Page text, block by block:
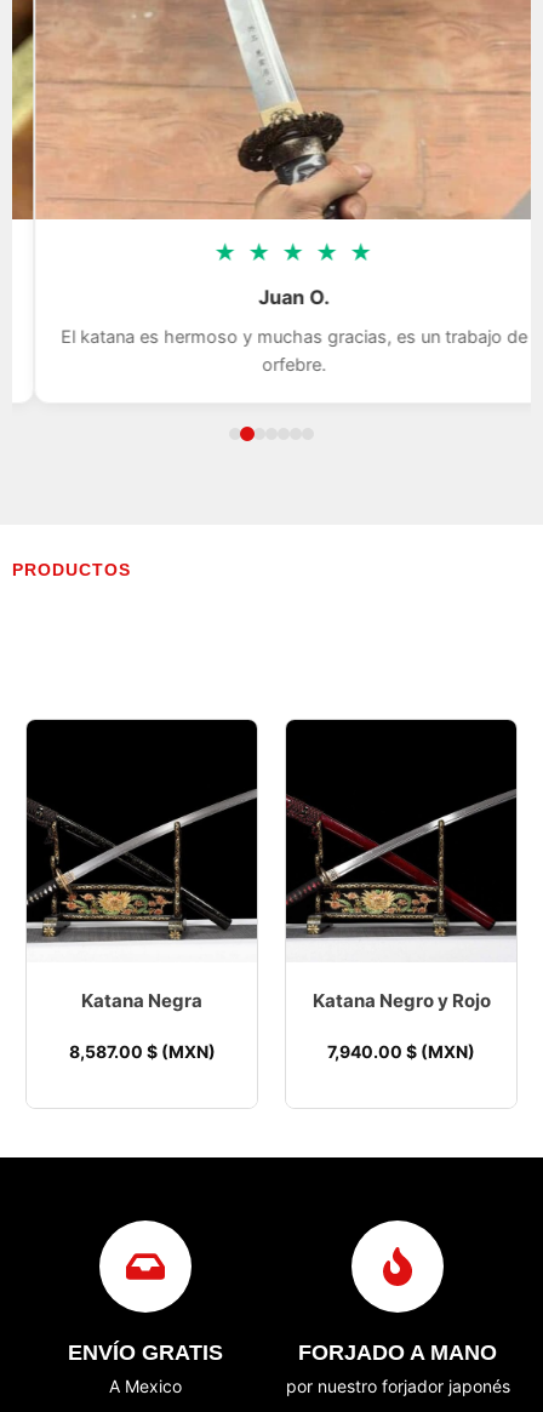
★ ★ ★ ★
Juan O.
El katana es hermoso y muchas gracias, es un trabajo de
orfebre.
PRODUCTOS
Katana Negra
8,587.00 $ (MXN)
Katana Negro y Rojo
7,940.00 $ (MXN)
ENVÍO GRATIS
A Mexico
FORJADO A MANO
por nuestro forjador japonés